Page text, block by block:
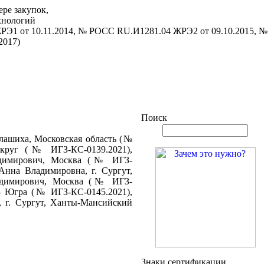
закупок,
от 10.11.2014, № РОСС RU.И1281.04 ЖРЭ2 от 09.10.2015, №
Московская область (№
(№ ИГЗ-КС-0139.2021),
Москва (№ ИГЗ-
Владимировна, г. Сургут,
Москва (№ ИГЗ-
- Югра (№ ИГЗ-КС-0145.2021),
Сургут, Ханты-Мансийский
Поиск
Знаки сертификации